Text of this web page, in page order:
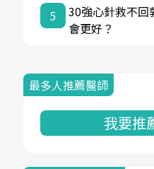
5
30強心針救不回
會更好？
最多人推薦醫師
我要推